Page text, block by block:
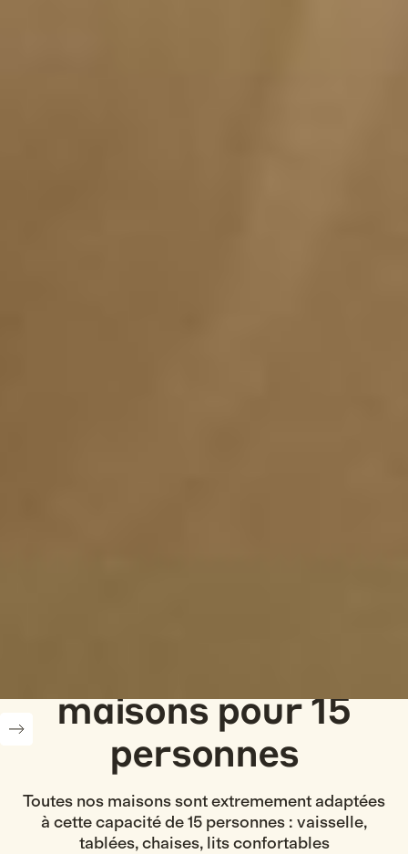
maisons pour 15
personnes
Toutes nos maisons sont extremement adaptées
à cette capacité de 15 personnes : vaisselle,
tablées, chaises, lits confortables